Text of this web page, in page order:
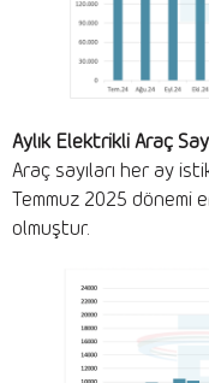
Aylık Elektrikli Araç
Araç sayıları her ay
Temmuz 2025 dönemi
olmuştur.